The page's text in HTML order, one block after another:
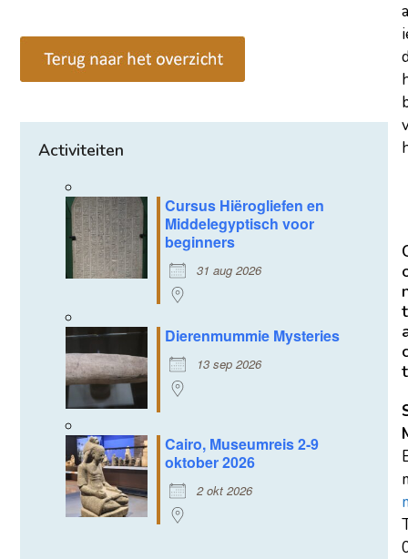
Activiteiten
Cursus Hiërogliefen en
Middelegyptisch voor
beginners
31 aug 2026
Dierenmummie Mysteries
13 sep 2026
Cairo, Museumreis 2-9
oktober 2026
2 okt 2026
t
t